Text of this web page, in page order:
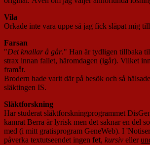
Vila
Orkade inte vara uppe så jag fick släpat mig
Farsan
"Det knallar å går." Han är tydligen tillbaka
strax innan fallet, häromdagen (igår). Vilket
framåt.
Brodern hade varit där på besök och så
släktingen IS.
Släktforskning
Har studerat släktforskningprogrammet
kamrat Berra är lyrisk men det saknar en del
med (i mitt gratisprogram GeneWeb). I
påverka textutseendet ingen fet, kursiv eller